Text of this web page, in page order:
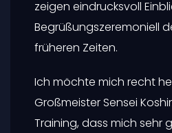
zeigen eindrucksvoll
Begrüßungszeremoniell
früheren Zeiten.
Ich möchte mich recht
Großmeister Sensei
Training, dass mich sehr